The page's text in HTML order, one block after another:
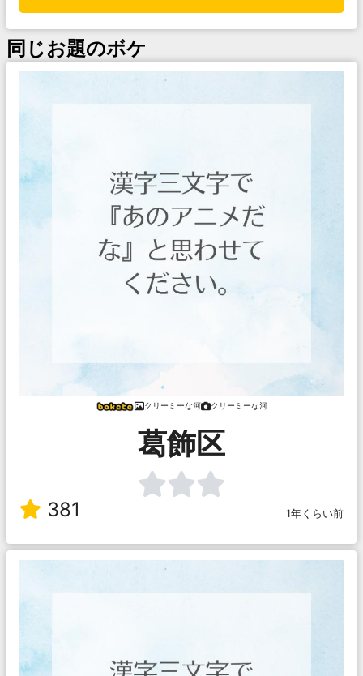
同じお題のボケ
クリーミーな河 クリーミーな河
葛飾区
381 1年くらい前